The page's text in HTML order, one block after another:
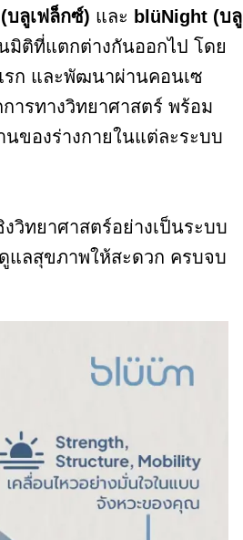
บลูเฟล็กซ์) และ blüNight (บลู
มิติที่แตกต่างกันออกไป โดย
รก และพัฒนาผ่านคอนเซ
ารทางวิทยาศาสตร์ พร้อม
ของร่างกายในแต่ละระบบ
ทยาศาสตร์อย่างเป็นระบบ
แลสุขภาพให้สะดวก ครบจบ